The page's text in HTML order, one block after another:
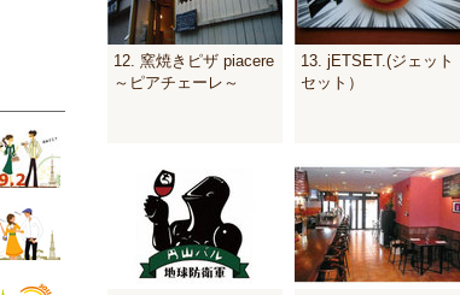
12. 窯焼きピザ piacere
～ピアチェーレ～
13. jETSET.(ジェット
セット）